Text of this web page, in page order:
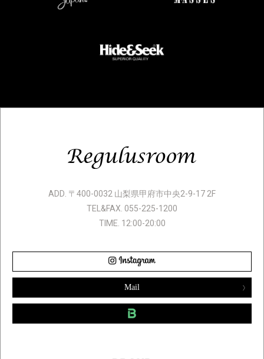
ADD. 〒400-0032 山梨県甲府市中央2-9-17 2F
TEL&FAX. 055-225-1200
TIME. 12:00-20:00
Mail